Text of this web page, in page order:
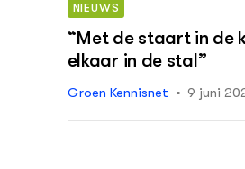
NIEUWS
“Met de staart in de
elkaar in de stal”
Groen Kennisnet 9 juni